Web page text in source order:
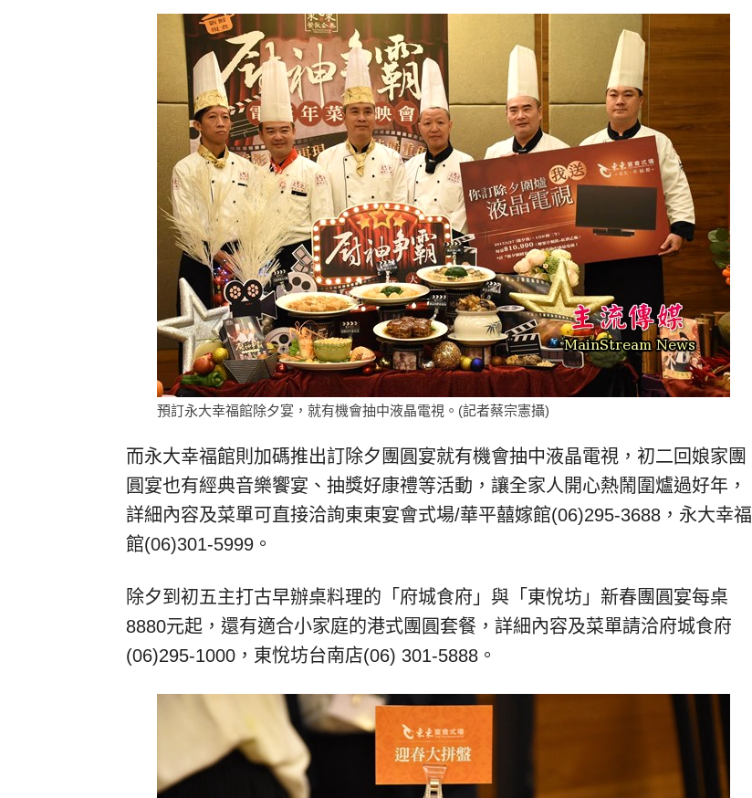
預訂永大幸福館除夕宴，就有機會抽中液晶電視。(記者蔡宗憲攝)
而永大幸福館則加碼推出訂除夕團圓宴就有機會抽中液晶電視，初二回娘家團
圓宴也有經典音樂饗宴、抽獎好康禮等活動，讓全家人開心熱鬧圍爐過好年，
詳細內容及菜單可直接洽詢東東宴會式場/華平囍嫁館(06)295-3688，永大幸福
館(06)301-5999。
除夕到初五主打古早辦桌料理的「府城食府」與「東悅坊」新春團圓宴每桌
8880元起，還有適合小家庭的港式團圓套餐，詳細內容及菜單請洽府城食府
(06)295-1000，東悅坊台南店(06) 301-5888。